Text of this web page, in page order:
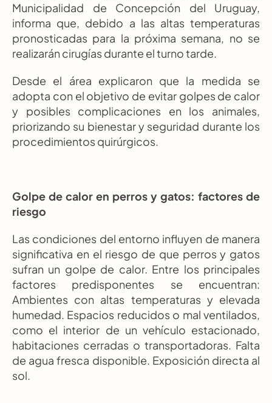
Municipalidad de Concepción del Uruguay,
informa que, debido a las altas temperaturas
pronosticadas para la próxima semana, no se
realizarán cirugías durante el turno tarde.
Desde el área explicaron que la medida se
adopta con el objetivo de evitar golpes de calor
y posibles complicaciones en los animales,
priorizando su bienestar y seguridad durante los
procedimientos quirúrgicos.
Golpe de calor en perros y gatos: factores de
riesgo
Las condiciones del entorno influyen de manera
significativa en el riesgo de que perros y gatos
sufran un golpe de calor. Entre los principales
factores predisponentes se encuentran:
Ambientes con altas temperaturas y elevada
humedad. Espacios reducidos o mal ventilados,
como el interior de un vehículo estacionado,
habitaciones cerradas o transportadoras. Falta
de agua fresca disponible. Exposición directa al
sol.